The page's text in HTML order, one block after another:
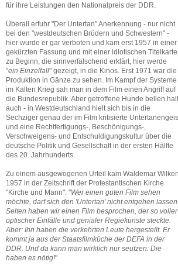
für ihre Leistungen den Nationalpreis der DDR.
Überall erfuhr "Der Untertan" Anerkennung - nur nicht
bei den "westdeutschen Brüdern und Schwestern" -
hier wurde er gar verboten und kam erst 1957 in einer
gekürzten Fassung und mit einer idiotischen Titelkarte
zu Beginn, die sinnverfälschend erklärt, hier werde
"ein Einzelfall" gezeigt, in die Kinos. Erst 1971 war die
Produktion in Gänze zu sehen. Im Kampf der Systeme
im Kalten Krieg sah man in dem Film einen Angriff auf
die Bundesrepublik. Aber getroffene Hunde bellen halt
auch - in Westdeutschland hielt sich bis in die
Sechziger genau der im Film kritisierte
und eine Rechtfertigungs-, Beschönigungs-,
Verschweigens- und Entschuldigungskultur über die
deutsche Politik und Gesellschaft in der ersten Hälfte
des 20. Jahrhunderts.
Zu einem ausgewogenen Urteil kam Waldemar Wilken
1957 in der Zeitschrift der Protestantischen Kirche
"Kirche und Mann": "Wer einen guten Film sehen
möchte, darf sich den 'Untertan' nicht entgehen lassen.
Selten haben wir einen Film besprochen, der so voller
optischer Einfälle und genialer Regiekünste steckte.
Aber: Ihn haben die verkehrten Leute hergestellt. Er
kommt ja aus der Staatsfilmküche der DEFA in der
DDR. Und da kann man wirklich nur seufzen: Die
haben es nötig!"